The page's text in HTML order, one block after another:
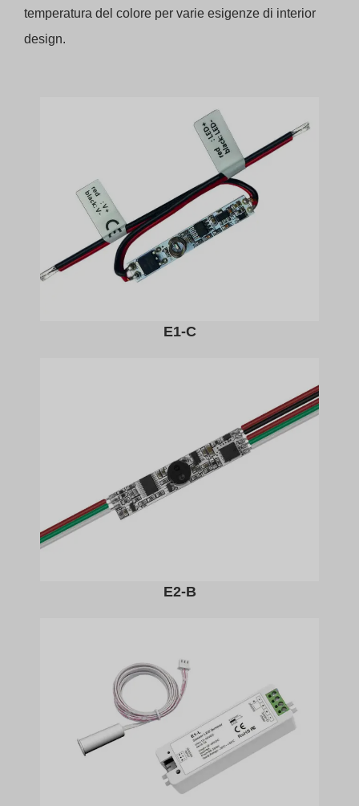
temperatura del colore per varie esigenze di interior
design.
E1-C
E2-B